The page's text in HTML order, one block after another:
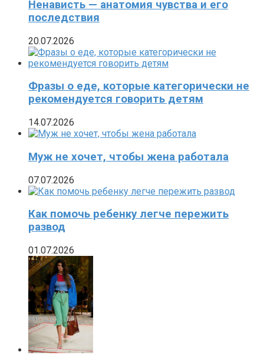
Ненависть — анатомия чувства и его
последствия
20.07.2026
Фразы о еде, которые категорически не
рекомендуется говорить детям
14.07.2026
Муж не хочет, чтобы жена работала
07.07.2026
Как помочь ребенку легче пережить
развод
01.07.2026